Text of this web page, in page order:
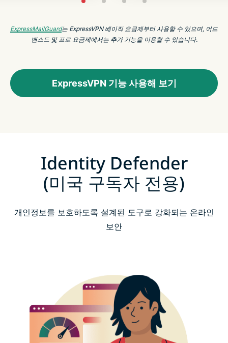
ExpressMailGuard는 ExpressVPN 베이직 요금제부터 사용할 수 있으며, 어드
밴스드 및 프로 요금제에서는 추가 기능을 이용할 수 있습니다.
ExpressVPN 기능 사용해 보기
Identity Defender
(미국 구독자 전용)
개인정보를 보호하도록 설계된 도구로 강화되는 온라인
보안